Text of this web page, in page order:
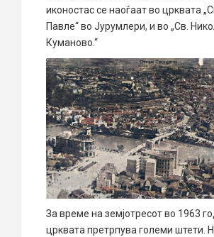
иконостас се наоѓаат во црквата
Павле“ во Јурумлери, и во „Св.
Куманово.“
За време на земјотресот во 1963
црквата претрпува големи штети.